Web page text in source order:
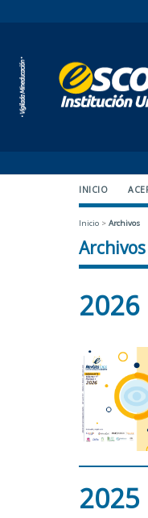
INICIO
Inicio > Archivos
Archivos
2026
2025